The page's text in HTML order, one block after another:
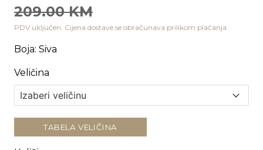
209.00 KM
PDV uključen. Cijena dostave se obračunava prilikom plaćanja.
Boja: Siva
Veličina
TABELA VELIČINA